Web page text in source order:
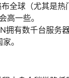
全球（尤其是
高一些。
拥有数千台服务
。